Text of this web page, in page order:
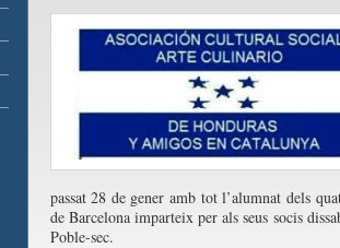
passat 28 de gener amb tot l’alumnat dels
de Barcelona imparteix per als seus socis
Poble-sec.